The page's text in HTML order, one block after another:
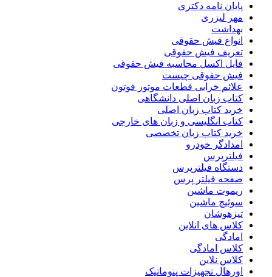
پایان نامه دکتری
مهر لیزری
بهداشت
انواع فیش حقوقی
تعریف فیش حقوقی
فایل اکسل محاسبه فیش حقوقی
فیش حقوقی چیست
علائم خرابی قطعات موتور فوتون
کتاب زبان اصلی دانشگاهی
خرید کتاب زبان اصلی
کتاب انگلیسی و زبان های خارجی
خرید کتاب زبان تخصصی
امدادگر خودرو
فیلترپرس
دستگاه فیلترپرس
صفحه فیلتر پرس
ریموت ماشین
سوئیچ ماشین
تیزهوشان
کلاس های انلاین
امادگی
کلاس امادگی
کلاس نلاین
اورهال تجهیزات پنوماتیک